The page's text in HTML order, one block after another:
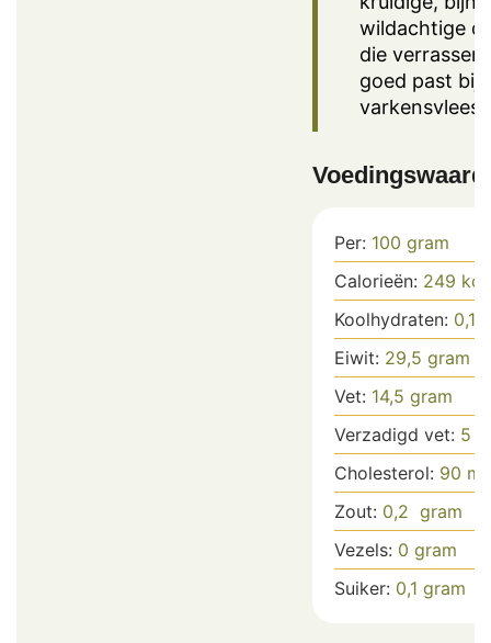
wildachtige
die
goed past bij
varkensvlees.
Per: 100 gram
Calorieën: 249
Koolhydraten: 0,1
Eiwit: 29,5 gram
Vet: 14,5 gram
Verzadigd vet: 5
Cholesterol: 90
Zout: 0,2 gram
Vezels: 0 gram
Suiker: 0,1 gram